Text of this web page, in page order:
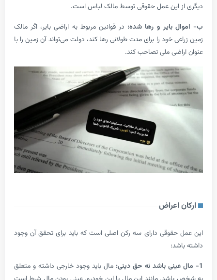
این عمل حقوقی توسط مالک لباس است.
بایر و رها شده:در قوانین مربوط به اراضی بایر، اگر مالک
خود را برای مدت طولانی رها کند، دولت می‌تواند آن زمین را با
ملی تصاحب کند.
اعراض
حقوقی دارای سه رکن اصلی است که باید برای تحقق آن وجود
مال باید وجود خارجی داشته و متعلق